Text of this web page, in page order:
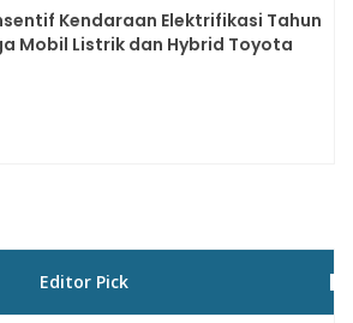
Kendaraan Elektrifikasi Tahun
Mobil Listrik dan Hybrid Toyota
Editor Pick